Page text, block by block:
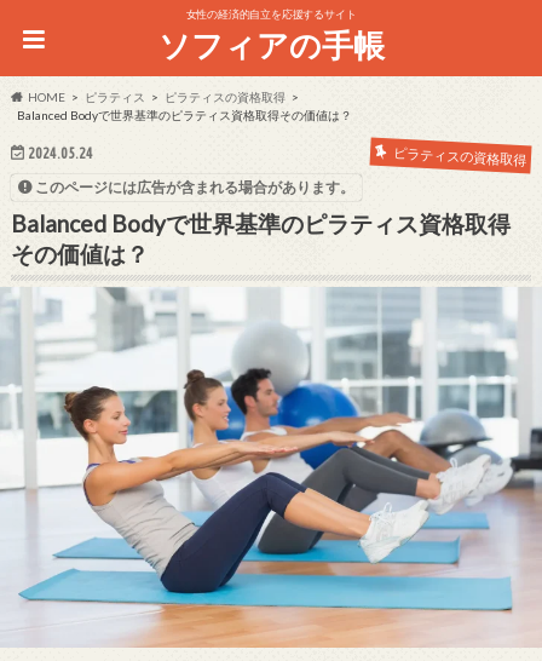
女性の経済的自立を応援するサイト
ソフィアの手帳
HOME ピラティス
ピラティスの資格取得
Balanced Bodyで世界基準のピラティス資格取得その価値は？
2024.05.24 ピラティスの資格取得
このページには広告が含まれる場合があります。
Balanced Bodyで世界基準のピラティス資格取得
その価値は？